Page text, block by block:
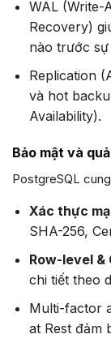
WAL (Write-
Recovery)
nào trước sự
Replication
và hot
Availability).
Bảo mật và
PostgreSQL
Xác thực
SHA-256,
Row-level
chi tiết theo
Multi-factor
at Rest đảm